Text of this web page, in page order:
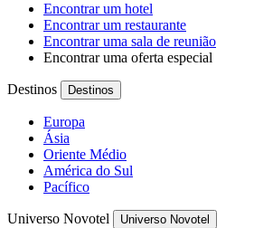
Encontrar um hotel
Encontrar um restaurante
Encontrar uma sala de reunião
Encontrar uma oferta especial
Destinos Destinos
Europa
Ásia
Oriente Médio
América do Sul
Pacífico
Universo Novotel Universo Novotel